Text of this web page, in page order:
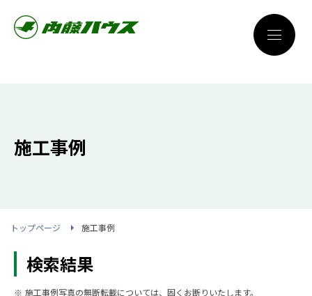
施工事例
トップページ 施工事例
検索結果
※ 施工事例写真の無断転載については、固くお断りいたします。